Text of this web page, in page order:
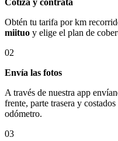
Obtén tu tarifa por km
miituo y elige el plan de
02
Envía las fotos
A través de nuestra app
frente, parte trasera y
odómetro.
03